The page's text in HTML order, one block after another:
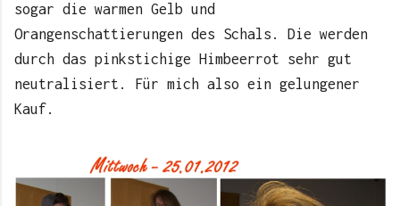
sogar die warmen Gelb und
Orangenschattierungen des Schals. Die werden
durch das pinkstichige Himbeerrot sehr gut
neutralisiert. Für mich also ein gelungener
Kauf.